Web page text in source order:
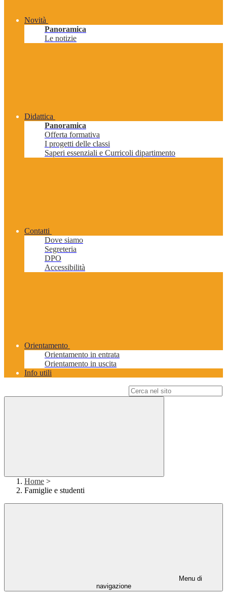
Novità
Panoramica
Le notizie
Didattica
Panoramica
Offerta formativa
I progetti delle classi
Saperi essenziali e Curricoli dipartimento
Contatti
Dove siamo
Segreteria
DPO
Accessibilità
Orientamento
Orientamento in entrata
Orientamento in uscita
Info utili
Home >
Famiglie e studenti
Menu di
navigazione